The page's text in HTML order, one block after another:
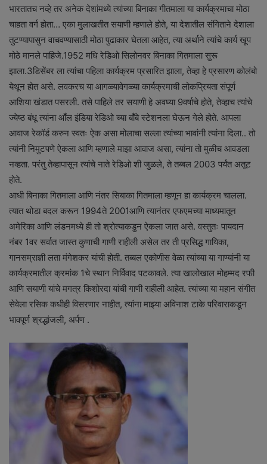
भारतातच नव्हे तर अनेक देशांमध्ये त्यांच्या बिनाका गीतमाला या कार्यक्रमाचा मोठा
चाहता वर्ग होता… एका मुलाखतीत सयाणी म्हणाले होते, या देशातील संगिताने देशाला
तुटण्यापासुन वाचवण्यासाठी मोठा पुढाकार घेतला आहेत, त्या अर्थाने त्यांचे कार्य खूप
मोठे मानले पाहिजे.1952 मधि रेडिओ सिलोनवर बिनाका गितमाला सुरू
झाला.3डिसेंबर ला त्यांचा पहिला कार्यक्रम प्रसारित झाला, तेव्हा हे प्रसारण कोलंबो
येथून होत असे. लवकरच या आगळ्यावेगळ्या कार्यक्रमाची लोकप्रियता संपूर्ण
आशिया खंडात पसरली. तसे पाहिले तर सयाणी हे अवघ्या 9वर्षाचे होते, तेव्हाच त्यांचे
ज्येष्ठ बंधू त्यांना आँल इंडिया रेडिओ च्या बाँबे स्टेशनला घेऊन गेले होते. आपला
आवाज रेकॉर्ड करुन स्वतः ऐक असा मोलाचा सल्ला त्यांच्या भावांनी त्यांना दिला.. तो
त्यांनी निमुटपणे ऐकला आणि म्हणाले माझा आवाज असा, त्यांना तो मुळीच आवडला
नव्हता. परंतु तेव्हापासून त्यांचे नाते रेडिओ शी जुळले, ते तब्बल 2003 पर्यंत अतूट
होते.
आधी बिनाका गितमाला आणि नंतर सिबाका गितमाला म्हणून हा कार्यक्रम चालला.
त्यात थोडा बदल करून 1994ते 2001आणि त्यानंतर एफएमच्या माध्यमातून
अमेरिका आणि लंडनमध्ये ही तो श्रोत्याकडुन ऐकला जात असे. वस्तुतः पायदान
नंबर 1वर सर्वात जास्त कुणाची गाणी राहीली असेल तर ती प्रसिद्ध गायिका,
गानसम्राज्ञी लता मंगेशकर यांची होती. तब्बल एकोणीस वेळा त्यांच्या या गाण्यांनी या
कार्यक्रमातील क्रमांक 1चे स्थान निर्विवाद पटकावले. त्या खालोखाल मोहम्मद रफी
आणि सयाणी यांचे मगत्र किशोरदा यांची गाणी राहीली आहेत. त्यांच्या या महान संगीत
सेवेला रसिक कधीही विसरणार नाहीत, त्यांना माझ्या अविनाश टाके परिवाराकडून
भावपूर्ण श्रद्धांजली, अर्पण .